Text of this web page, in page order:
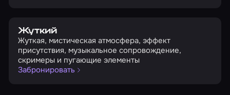
Жуткий
Жуткая, мистическая атмосфера, эффект
присутствия, музыкальное сопровождение,
скримеры и пугающие элементы
Забронировать